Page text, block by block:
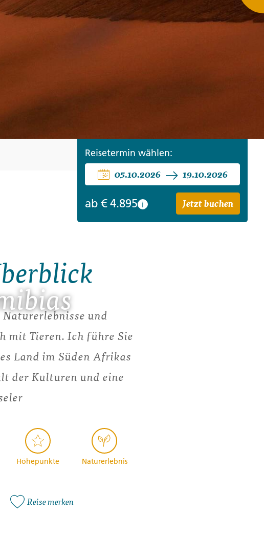
Montenegro
+49 (0) 431 5446-0 Reisefinder öffnen
Reisetermin wählen:
05.10.2026 19.10.2026
ab € 4.895 i Jetzt buchen
und
mit Tieren. Ich führe Sie
Land im Süden Afrikas
der Kulturen und eine
Höhepunkte Naturerlebnis
Reise merken